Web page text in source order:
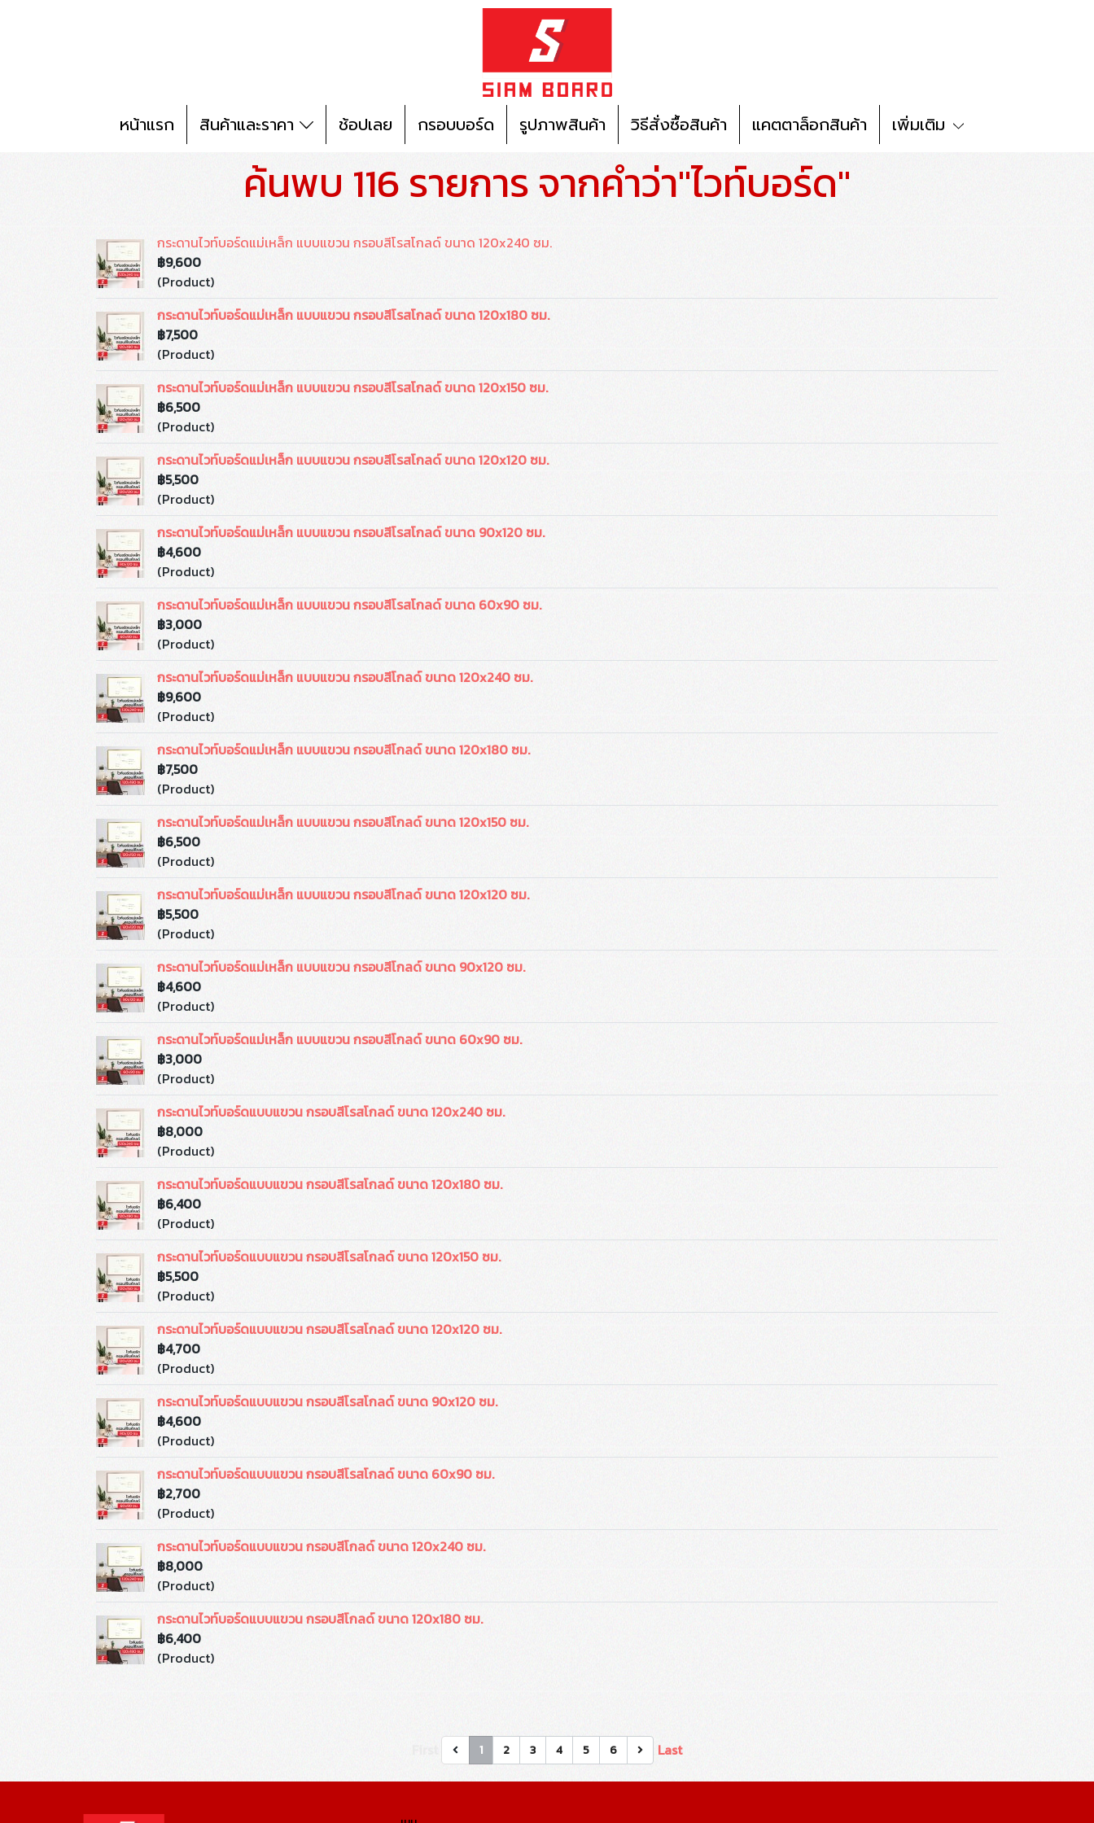
หน้าแรก สินค้าและราคา ช้อปเลย กรอบบอร์ด รูปภาพสินค้า วิธีสั่งซื้อสินค้า แคตตาล็อกสินค้า เพิ่มเติม
ค้นพบ 116 รายการ จากคำว่า"ไวท์บอร์ด"
กระดานไวท์บอร์ดแม่เหล็ก แบบแขวน กรอบสีโรสโกลด์ ขนาด 120x240 ซม.
฿9,600
(Product)
กระดานไวท์บอร์ดแม่เหล็ก แบบแขวน กรอบสีโรสโกลด์ ขนาด 120x180 ซม.
฿7,500
(Product)
กระดานไวท์บอร์ดแม่เหล็ก แบบแขวน กรอบสีโรสโกลด์ ขนาด 120x150 ซม.
฿6,500
(Product)
กระดานไวท์บอร์ดแม่เหล็ก แบบแขวน กรอบสีโรสโกลด์ ขนาด 120x120 ซม.
฿5,500
(Product)
กระดานไวท์บอร์ดแม่เหล็ก แบบแขวน กรอบสีโรสโกลด์ ขนาด 90x120 ซม.
฿4,600
(Product)
กระดานไวท์บอร์ดแม่เหล็ก แบบแขวน กรอบสีโรสโกลด์ ขนาด 60x90 ซม.
฿3,000
(Product)
กระดานไวท์บอร์ดแม่เหล็ก แบบแขวน กรอบสีโกลด์ ขนาด 120x240 ซม.
฿9,600
(Product)
กระดานไวท์บอร์ดแม่เหล็ก แบบแขวน กรอบสีโกลด์ ขนาด 120x180 ซม.
฿7,500
(Product)
กระดานไวท์บอร์ดแม่เหล็ก แบบแขวน กรอบสีโกลด์ ขนาด 120x150 ซม.
฿6,500
(Product)
กระดานไวท์บอร์ดแม่เหล็ก แบบแขวน กรอบสีโกลด์ ขนาด 120x120 ซม.
฿5,500
(Product)
กระดานไวท์บอร์ดแม่เหล็ก แบบแขวน กรอบสีโกลด์ ขนาด 90x120 ซม.
฿4,600
(Product)
กระดานไวท์บอร์ดแม่เหล็ก แบบแขวน กรอบสีโกลด์ ขนาด 60x90 ซม.
฿3,000
(Product)
กระดานไวท์บอร์ดแบบแขวน กรอบสีโรสโกลด์ ขนาด 120x240 ซม.
฿8,000
(Product)
กระดานไวท์บอร์ดแบบแขวน กรอบสีโรสโกลด์ ขนาด 120x180 ซม.
฿6,400
(Product)
กระดานไวท์บอร์ดแบบแขวน กรอบสีโรสโกลด์ ขนาด 120x150 ซม.
฿5,500
(Product)
กระดานไวท์บอร์ดแบบแขวน กรอบสีโรสโกลด์ ขนาด 120x120 ซม.
฿4,700
(Product)
กระดานไวท์บอร์ดแบบแขวน กรอบสีโรสโกลด์ ขนาด 90x120 ซม.
฿4,600
(Product)
กระดานไวท์บอร์ดแบบแขวน กรอบสีโรสโกลด์ ขนาด 60x90 ซม.
฿2,700
(Product)
กระดานไวท์บอร์ดแบบแขวน กรอบสีโกลด์ ขนาด 120x240 ซม.
฿8,000
(Product)
กระดานไวท์บอร์ดแบบแขวน กรอบสีโกลด์ ขนาด 120x180 ซม.
฿6,400
(Product)
1 2 3 4 5 6 Last